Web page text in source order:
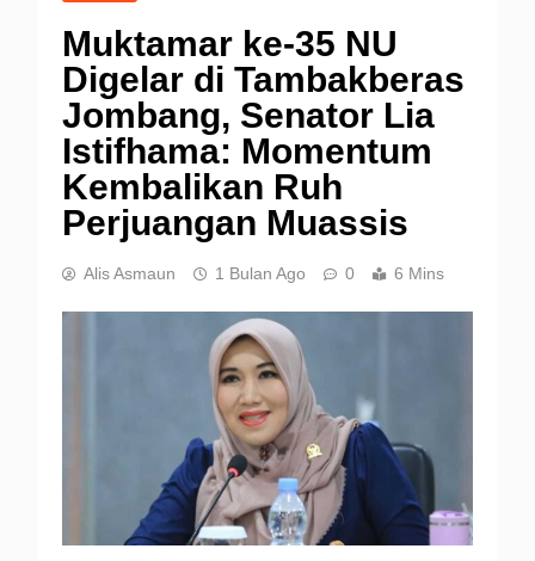
Muktamar ke-35 NU
Digelar di Tambakberas
Jombang, Senator Lia
Istifhama: Momentum
Kembalikan Ruh
Perjuangan Muassis
Alis Asmaun 1 Bulan Ago 0 6 Mins